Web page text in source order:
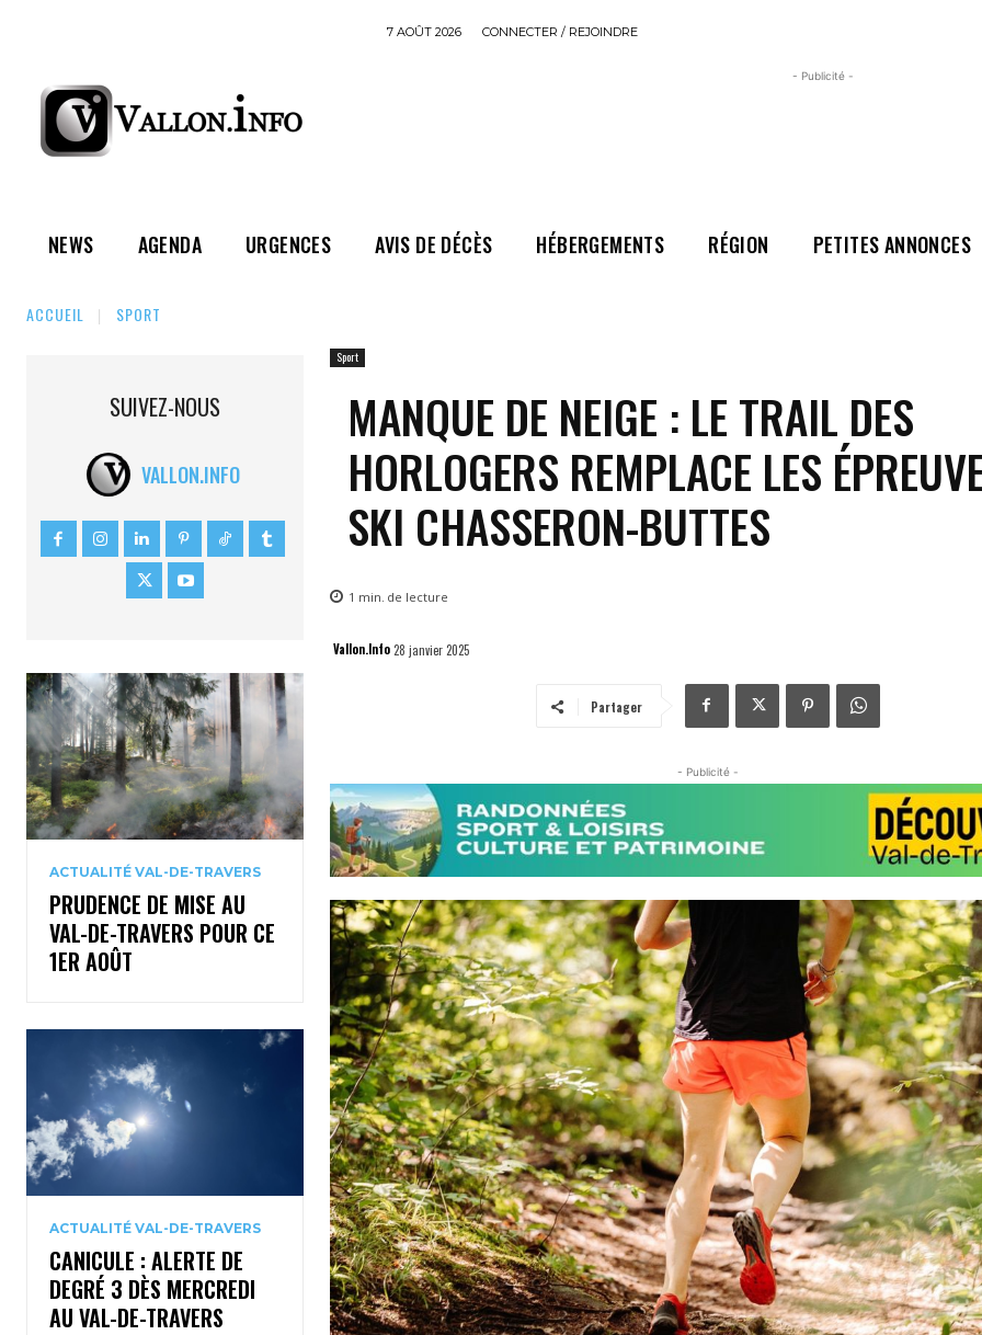
7 AOÛT 2026 CONNECTER / REJOINDRE
- Publicité -
NEWS AGENDA URGENCES AVIS DE DÉCÈS HÉBERGEMENTS RÉGION PETITES ANNONCES
ACCUEIL SPORT
SUIVEZ-NOUS
VALLON.INFO
ACTUALITÉ VAL-DE-TRAVERS
PRUDENCE DE MISE AU
VAL-DE-TRAVERS POUR CE
1ER AOÛT
ACTUALITÉ VAL-DE-TRAVERS
CANICULE : ALERTE DE
DEGRÉ 3 DÈS MERCREDI
AU VAL-DE-TRAVERS
Sport
MANQUE DE NEIGE : LE TRAIL DES
HORLOGERS REMPLACE LES
SKI CHASSERON-BUTTES
1 min. de lecture
Vallon.Info28 janvier 2025
Partager
- Publicité -